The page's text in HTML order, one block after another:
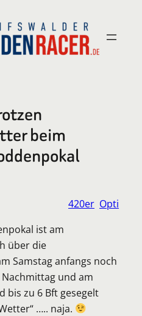
beim
420er Opti
ist am
über die
Samstag anfangs noch
und am
bis zu 6 Bft gesegelt
….. naja.